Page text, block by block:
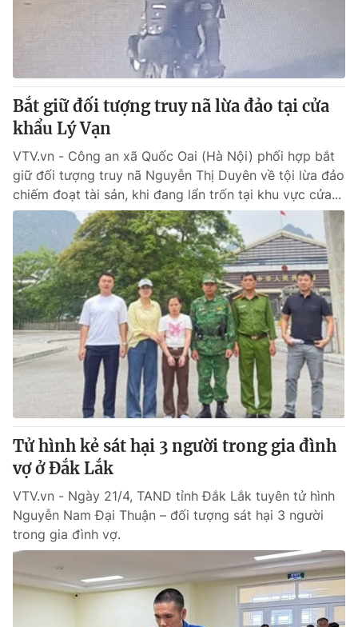
Bắt giữ đối tượng truy nã lừa đảo tại cửa
khẩu Lý Vạn
VTV.vn - Công an xã Quốc Oai (Hà Nội) phối hợp bắt
giữ đối tượng truy nã Nguyễn Thị Duyên về tội lừa đảo
chiếm đoạt tài sản, khi đang lẩn trốn tại khu vực cửa...
Tử hình kẻ sát hại 3 người trong gia đình
vợ ở Đắk Lắk
VTV.vn - Ngày 21/4, TAND tỉnh Đắk Lắk tuyên tử hình
Nguyễn Nam Đại Thuận – đối tượng sát hại 3 người
trong gia đình vợ.